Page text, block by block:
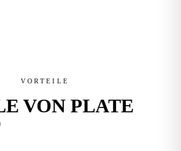
VORTEILE
VON PLATE